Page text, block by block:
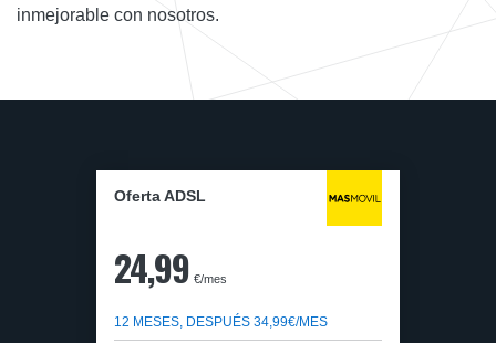
inmejorable con nosotros.
Oferta ADSL
24,99 €/mes
12 MESES, DESPUÉS 34,99€/MES